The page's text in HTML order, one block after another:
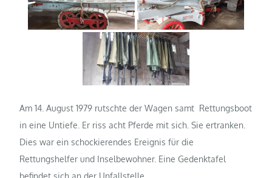
Am 14. August 1979 rutschte der Wagen samt Rettungsboot
in eine Untiefe. Er riss acht Pferde mit sich. Sie ertranken.
Dies war ein schockierendes Ereignis für die
Rettungshelfer und Inselbewohner. Eine Gedenktafel
befindet sich an der Unfallstelle.